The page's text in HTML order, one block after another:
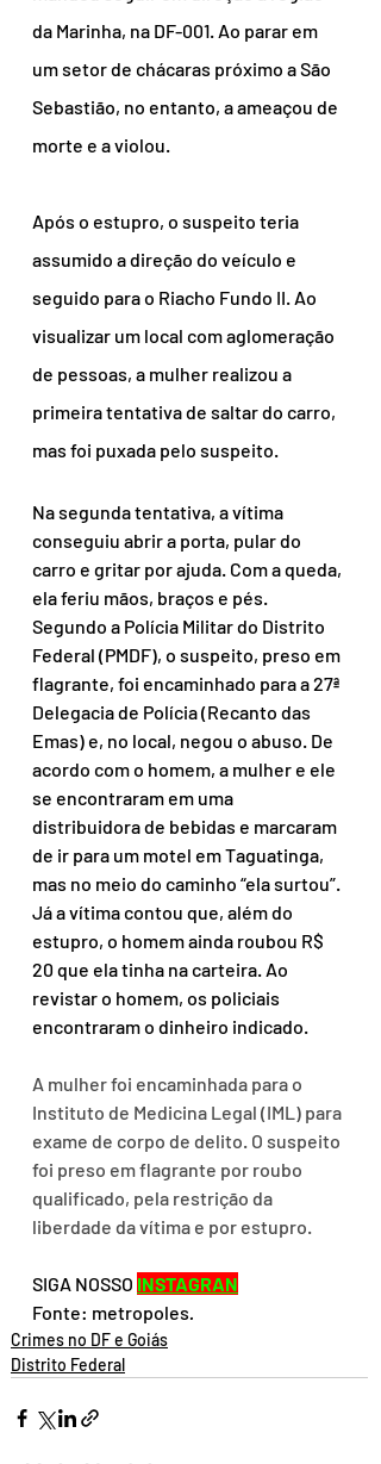
da Marinha, na DF-001. Ao parar em
um setor de chácaras próximo a São
Sebastião, no entanto, a ameaçou de
morte e a violou.
Após o estupro, o suspeito teria
assumido a direção do veículo e
seguido para o Riacho Fundo II. Ao
visualizar um local com aglomeração
de pessoas, a mulher realizou a
primeira tentativa de saltar do carro,
mas foi puxada pelo suspeito.
Na segunda tentativa, a vítima
conseguiu abrir a porta, pular do
carro e gritar por ajuda. Com a queda,
ela feriu mãos, braços e pés.
Segundo a Polícia Militar do Distrito
Federal (PMDF), o suspeito, preso em
flagrante, foi encaminhado para a 27ª
Delegacia de Polícia (Recanto das
Emas) e, no local, negou o abuso. De
acordo com o homem, a mulher e ele
se encontraram em uma
distribuidora de bebidas e marcaram
de ir para um motel em Taguatinga,
mas no meio do caminho “ela surtou”.
Já a vítima contou que, além do
estupro, o homem ainda roubou R$
20 que ela tinha na carteira. Ao
revistar o homem, os policiais
encontraram o dinheiro indicado.
A mulher foi encaminhada para o
Instituto de Medicina Legal (IML) para
exame de corpo de delito. O suspeito
foi preso em flagrante por roubo
qualificado, pela restrição da
liberdade da vítima e por estupro.
SIGA NOSSO INSTAGRAN
Fonte: metropoles.
Crimes no DF e Goiás
Distrito Federal